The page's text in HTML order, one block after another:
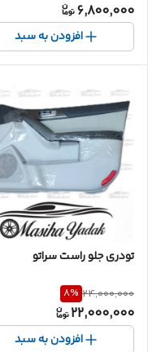
6,800,000
افزودن به سبد
تودری جلو راست سراتو
24,000,000
8%
22,000,000
افزودن به سبد